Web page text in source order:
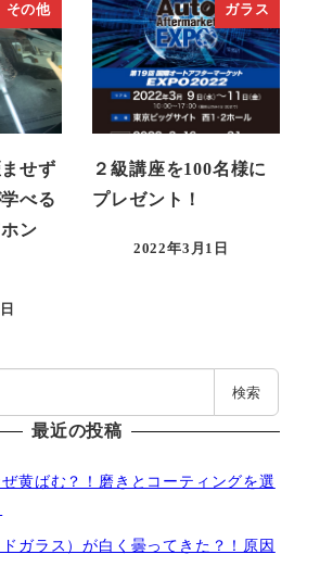
その他
せず
べる
ン
ガラス
２級講座を100名様に
プレゼント！
投稿日
2022年3月1日
検索
最近の投稿
黄ばむ？！磨きとコーティングを選
ガラス）が白く曇ってきた？！原因